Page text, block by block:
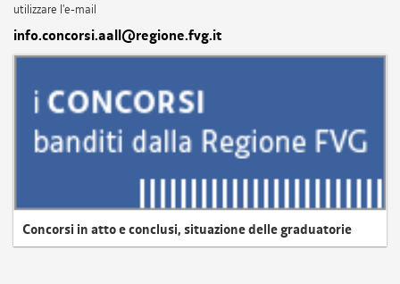
utilizzare l'e-mail
info.concorsi.aall@regione.fvg.it
Concorsi in atto e conclusi, situazione delle graduatorie